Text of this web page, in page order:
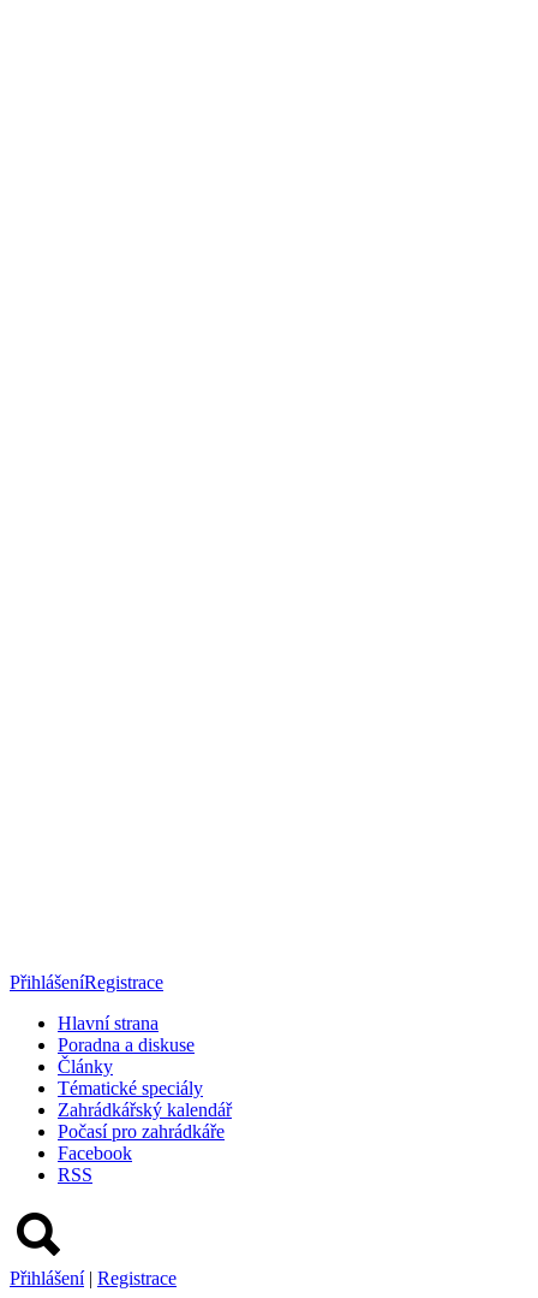
PřihlášeníRegistrace
Hlavní strana
Poradna a diskuse
Články
Tématické speciály
Zahrádkářský kalendář
Počasí pro zahrádkáře
Facebook
RSS
Přihlášení | Registrace